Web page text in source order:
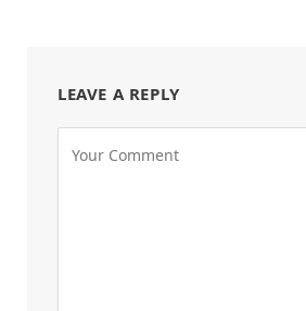
LEAVE A REPLY